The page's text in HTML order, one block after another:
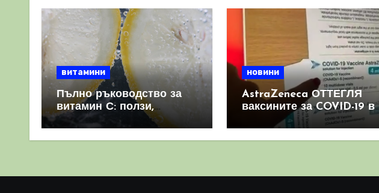
страници
витамини
Пълно ръководство за
витамин С: ползи,
източници и защо е
важен за имунната
новини
AstraZeneca ОТТЕГЛЯ
ваксините за COVID-19 в
световен мащаб, след
като призна, че те